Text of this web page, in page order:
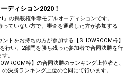
ディション2020！
の掲載権争奪モデルオーディションです。
っていない方で、審査を通過した方が参加する
トをお持ちの方が参加する【SHOWROOM枠】
行い、2部門を勝ち残った参加者で合同決勝を行
。
枠】の合同決勝のランキング上位者と、
決勝ランキング上位の合同にて行います。